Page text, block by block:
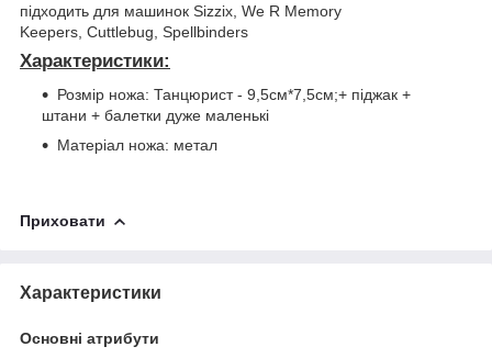
підходить для машинок Sizzix, We R Memory
Keepers, Cuttlebug, Spellbinders
Характеристики:
Розмір ножа: Танцюрист - 9,5см*7,5см;+ піджак +
штани + балетки дуже маленькі
Матеріал ножа: метал
Приховати
Характеристики
Основні атрибути